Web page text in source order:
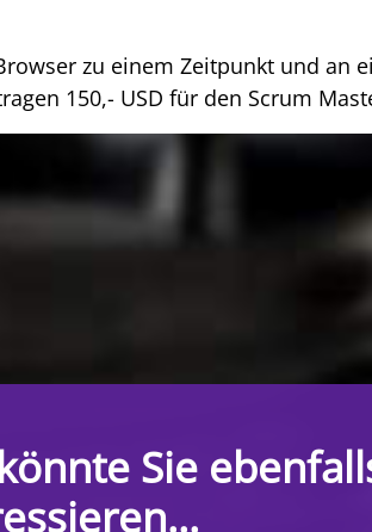
zu einem Zeitpunkt und an
150,- USD für den Scrum
Sie